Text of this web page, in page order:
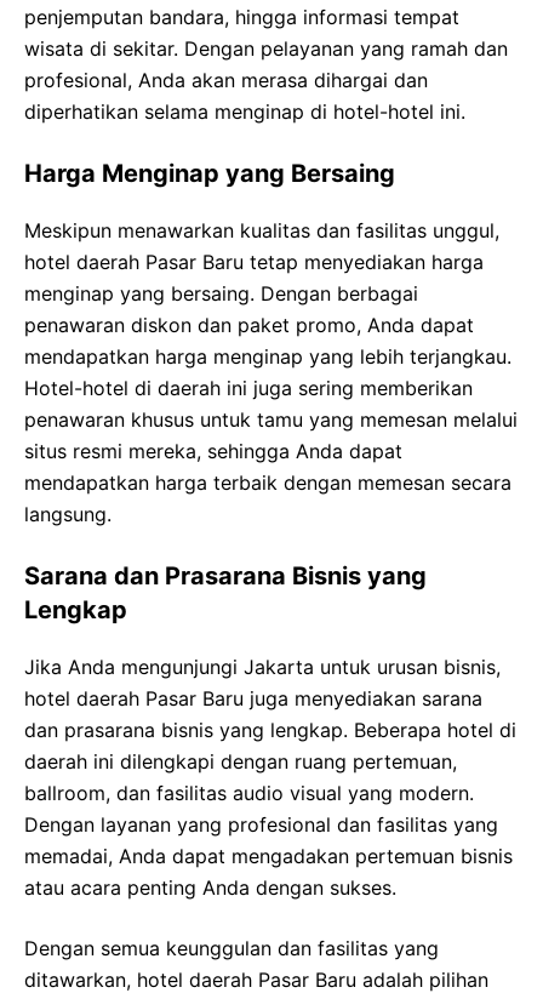
penjemputan bandara, hingga informasi tempat
wisata di sekitar. Dengan pelayanan yang ramah dan
profesional, Anda akan merasa dihargai dan
diperhatikan selama menginap di hotel-hotel ini.
Harga Menginap yang Bersaing
Meskipun menawarkan kualitas dan fasilitas unggul,
hotel daerah Pasar Baru tetap menyediakan harga
menginap yang bersaing. Dengan berbagai
penawaran diskon dan paket promo, Anda dapat
mendapatkan harga menginap yang lebih terjangkau.
Hotel-hotel di daerah ini juga sering memberikan
penawaran khusus untuk tamu yang memesan melalui
situs resmi mereka, sehingga Anda dapat
mendapatkan harga terbaik dengan memesan secara
langsung.
Sarana dan Prasarana Bisnis yang
Lengkap
Jika Anda mengunjungi Jakarta untuk urusan bisnis,
hotel daerah Pasar Baru juga menyediakan sarana
dan prasarana bisnis yang lengkap. Beberapa hotel di
daerah ini dilengkapi dengan ruang pertemuan,
ballroom, dan fasilitas audio visual yang modern.
Dengan layanan yang profesional dan fasilitas yang
memadai, Anda dapat mengadakan pertemuan bisnis
atau acara penting Anda dengan sukses.
Dengan semua keunggulan dan fasilitas yang
ditawarkan, hotel daerah Pasar Baru adalah pilihan